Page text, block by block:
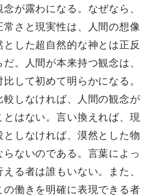
が露わになる。なぜなら、
常さと現実性は、人間の想像
した超自然的な神とは正反
。人間が本来持つ観念は、
して初めて明らかになる。
較しなければ、人間の観念が
とはない。言い換えれば、現
しなければ、漠然とした物
ないのである。言葉によっ
る者は誰もいない。また、
の働きを明確に表現できる者